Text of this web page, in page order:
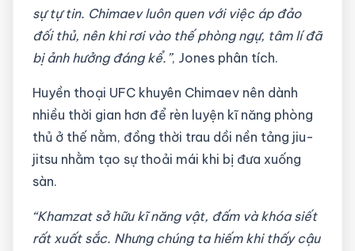
sự tự tin. Chimaev luôn quen với việc áp đảo
đối thủ, nên khi rơi vào thế phòng ngự, tâm lí đã
bị ảnh hưởng đáng kể.”, Jones phân tích.
Huyền thoại UFC khuyên Chimaev nên dành
nhiều thời gian hơn để rèn luyện kĩ năng phòng
thủ ở thế nằm, đồng thời trau dồi nền tảng jiu-
jitsu nhằm tạo sự thoải mái khi bị đưa xuống
sàn.
“Khamzat sở hữu kĩ năng vật, đấm và khóa siết
rất xuất sắc. Nhưng chúng ta hiếm khi thấy cậu